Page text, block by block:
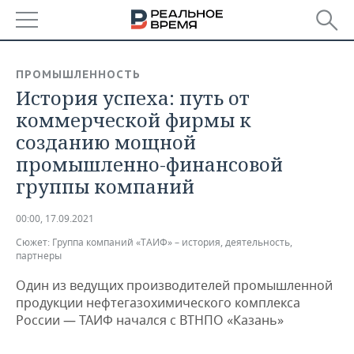
БАШКОРТОСТАН
ТАТАРСТАН
УДМУРТИЯ
НОВОСТИ
АНАЛИТИКА
НОВОСТИ АНАЛИТИКИ
ДЕКЛАРАЦИИ О ДОХОДАХ
КОРОЛИ ГОСЗАКАЗА ПФО
КОМУ ПРИНАДЛЕЖАТ
ТОРГОВЫЕ ЦЕНТРЫ
ЭКОНОМИКА
НОВОСТИ ЭКОНОМИКИ
ФИНАНСЫ
БЮДЖЕТ
ПРОМЫШЛЕННОСТЬ
НОВОСТИ
ПРОМЫШЛЕННОСТИ
АГРОПРОМ
МАШИНОСТРОЕНИЕ
НЕДВИЖИМОСТЬ
НОВОСТИ АВТО
БИЗНЕС
ПРОМЫШЛЕННОСТЬ
История успеха: путь от
коммерческой фирмы к
созданию мощной
промышленно-финансовой
группы компаний
00:00, 17.09.2021
Сюжет: Группа компаний «ТАИФ» – история, деятельность,
партнеры
Один из ведущих производителей промышленной
продукции нефтегазохимического комплекса
России — ТАИФ начался с ВТНПО «Казань»